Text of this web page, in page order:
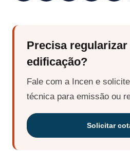
Precisa regularizar
edificação?
Fale com a Incen e
técnica para emissão ou
Solicitar